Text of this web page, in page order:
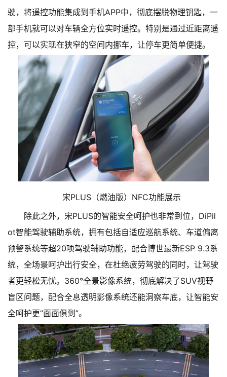
驶，将遥控功能集成到手机APP中，彻底摆脱物理钥匙，一
部手机就可以对车辆全方位实时遥控。特别是通过近距离遥
控，可以实现在狭窄的空间内挪车，让停车更简单便捷。
宋PLUS（燃油版）NFC功能展示
除此之外，宋PLUS的智能安全呵护也非常到位，DiPil
ot智能驾驶辅助系统，拥有包括自适应巡航系统、车道偏离
预警系统等超20项驾驶辅助功能，配合博世最新ESP 9.3系
统，全场景呵护出行安全，在杜绝疲劳驾驶的同时，让驾驶
者更轻松无忧。360°全景影像系统，彻底解决了SUV视野
盲区问题，配合全息透明影像系统还能洞察车底，让智能安
全呵护更“面面俱到”。